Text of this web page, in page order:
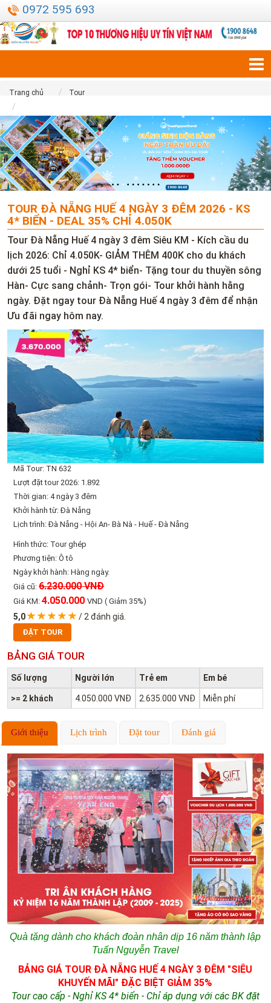
0972 595 693
Trang chủ Tour
Tour Đà Nẵng Huế 4 ngày 3 đêm 2026 - KS 4* biển - Deal 35% Chỉ
4.050K
TOUR ĐÀ NẴNG HUẾ 4 NGÀY 3 ĐÊM 2026 - KS
4* BIỂN - DEAL 35% CHỈ 4.050K
Tour Đà Nẵng Huế 4 ngày 3 đêm Siêu KM - Kích cầu du
lịch 2026: Chỉ 4.050K- GIẢM THÊM 400K cho du khách
dưới 25 tuổi - Nghỉ KS 4* biển- Tặng tour du thuyền sông
Hàn- Cực sang chảnh- Trọn gói- Tour khởi hành hằng
ngày. Đặt ngay tour Đà Nẵng Huế 4 ngày 3 đêm để nhận
Ưu đãi ngay hôm nay.
Mã Tour: TN 632
Lượt đặt tour 2026: 1.892
Thời gian: 4 ngày 3 đêm
Khởi hành từ: Đà Nẵng
Lịch trình: Đà Nẵng - Hội An- Bà Nà - Huế - Đà Nẵng
Hình thức: Tour ghép
Phương tiện: Ô tô
Ngày khởi hành: Hàng ngày.
Giá cũ:6.230.000 VNĐ
Giá KM:4.050.000VND ( Giảm 35%)
5,0 / 2 đánh giá.
ĐẶT TOUR
BẢNG GIÁ TOUR
Số lượng Người lớn Trẻ em Em bé
>= 2 khách 4.050.000 VNĐ 2.635.000 VNĐ Miễn phí
Giới thiệu Lịch trình Đặt tour Đánh giá
Quà tặng dành cho khách đoàn nhân dịp 16 năm thành lập
Tuấn Nguyễn Travel
BẢNG GIÁ TOUR ĐÀ NẴNG HUẾ 4 NGÀY 3 ĐÊM "SIÊU
KHUYẾN MÃI" ĐẶC BIỆT GIẢM 35%
Tour cao cấp - Nghỉ KS 4* biển - Chỉ áp dụng với các BK đặt